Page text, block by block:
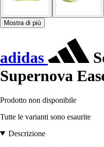
Mostra di più
adidas
Supernova
Prodotto non disponibile
Tutte le varianti sono esaurite
Descrizione